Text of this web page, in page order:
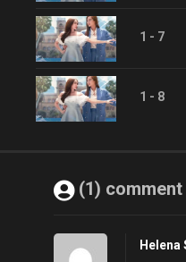
1 - 7
1 - 8
(1) comment